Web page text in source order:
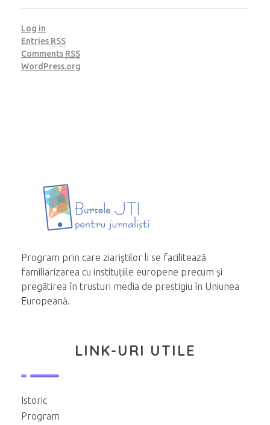
Log in
Entries RSS
Comments RSS
WordPress.org
Program prin care ziariştilor li se facilitează
familiarizarea cu instituțiile europene precum și
pregătirea în trusturi media de prestigiu în Uniunea
Europeană.
LINK-URI UTILE
Istoric
Program